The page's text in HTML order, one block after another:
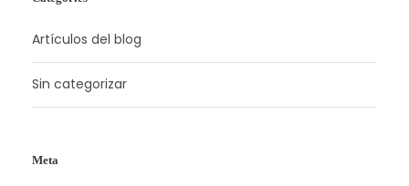
Artículos del blog
Sin categorizar
Meta